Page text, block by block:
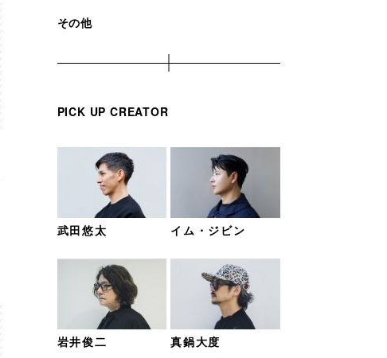
その他
PICK UP CREATOR
武田悠太 イム・ジビン
岩井俊二 真鍋大度